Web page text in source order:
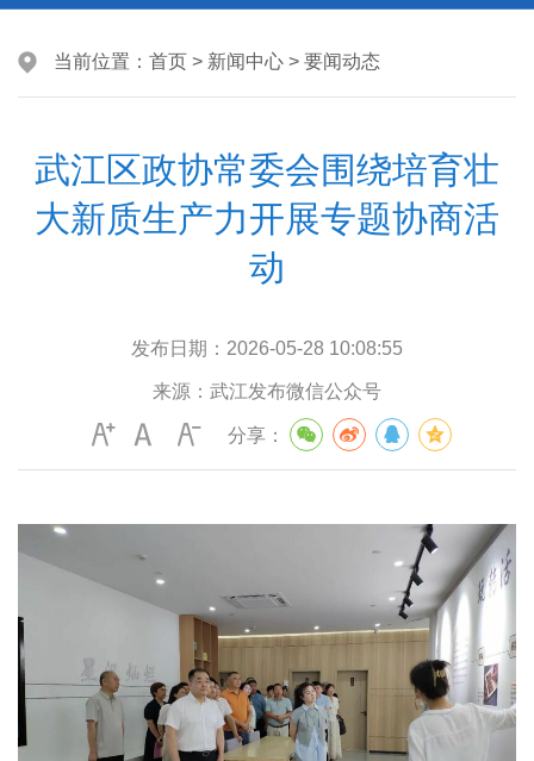
当前位置： 首页 > 新闻中心 > 要闻动态
武江区政协常委会围绕培育壮
大新质生产力开展专题协商活
动
发布日期： 2026-05-28 10:08:55
来源： 武江发布微信公众号
分享：